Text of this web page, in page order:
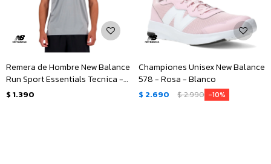
Remera de Hombre New Balance
Run Sport Essentials Tecnica -
Gris
$ 1.390
Championes Unisex New Balance
578 - Rosa - Blanco
$ 2.690 $2.990 10